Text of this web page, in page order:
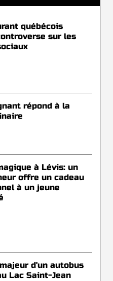
québécois
sur les
répond à la
à Lévis: un
offre un cadeau
à un jeune
d'un autobus
Lac Saint-Jean